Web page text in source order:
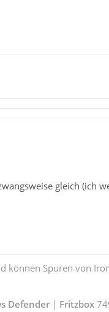
gleich (ich
können Spuren von
Defender| Fritzbox